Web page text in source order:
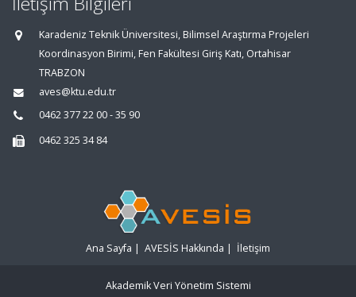
Karadeniz Teknik Üniversitesi, Bilimsel Araştırma Projeleri
Koordinasyon Birimi, Fen Fakültesi Giriş Katı, Ortahisar
TRABZON
aves@ktu.edu.tr
0462 377 22 00 - 35 90
0462 325 34 84
Ana Sayfa | AVESİS Hakkında | İletişim
Akademik Veri Yönetim Sistemi